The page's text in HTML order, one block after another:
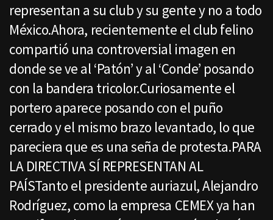
representan a su club y su gente y no a todo
México.Ahora, recientemente el club felino
compartió una controversial imagen en
donde se ve al ‘Patón’ y al ‘Conde’ posando
con la bandera tricolor.Curiosamente el
portero aparece posando con el puño
cerrado y el mismo brazo levantado, lo que
pareciera que es una seña de protesta.PARA
LA DIRECTIVA SÍ REPRESENTAN AL
PAÍSTanto el presidente auriazul, Alejandro
Rodríguez, como la empresa CEMEX ya han